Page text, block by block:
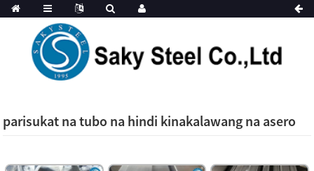
parisukat na tubo na hindi kinakalawang na asero